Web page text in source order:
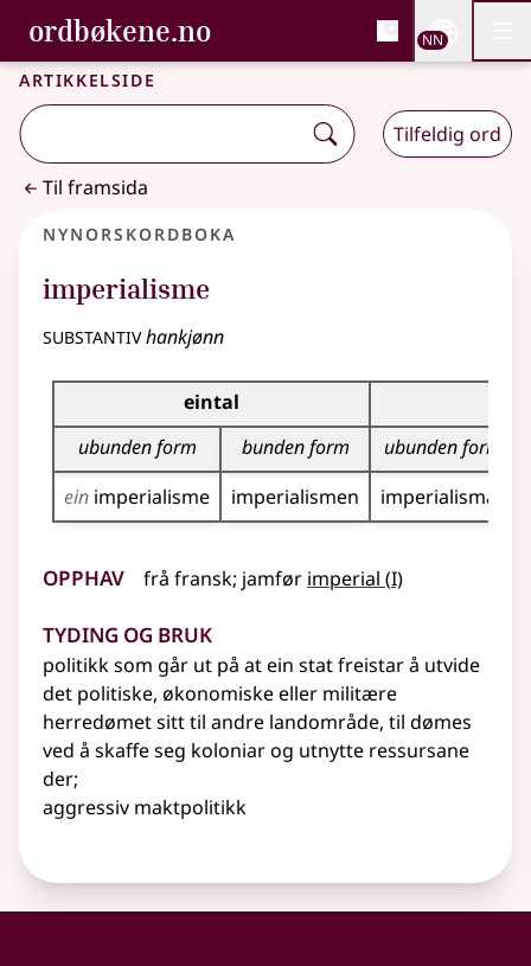
Gå til hovudinnhald
Tilgjenge
ordbøkene.no, Bokmålsordboka og
Bokmålsordboka og Nynorskordboka
NN
Artikkelside
Tilfeldig ord
Til framsida
Nynorskordboka
imperialisme
substantivhankjønn
Bøyningstabell for dette substantivet
eintal
ubunden form
bunden form
ubunden form
ein imperialisme imperialismen imperialismar
Opphav frå fransk; jamfør imperial (1
I)
Tyding og bruk
politikk som går ut på at ein stat freistar å utvide
det politiske, økonomiske eller militære
herredømet sitt til andre landområde, til dømes
ved å skaffe seg koloniar og utnytte ressursane
der;
aggressiv maktpolitikk